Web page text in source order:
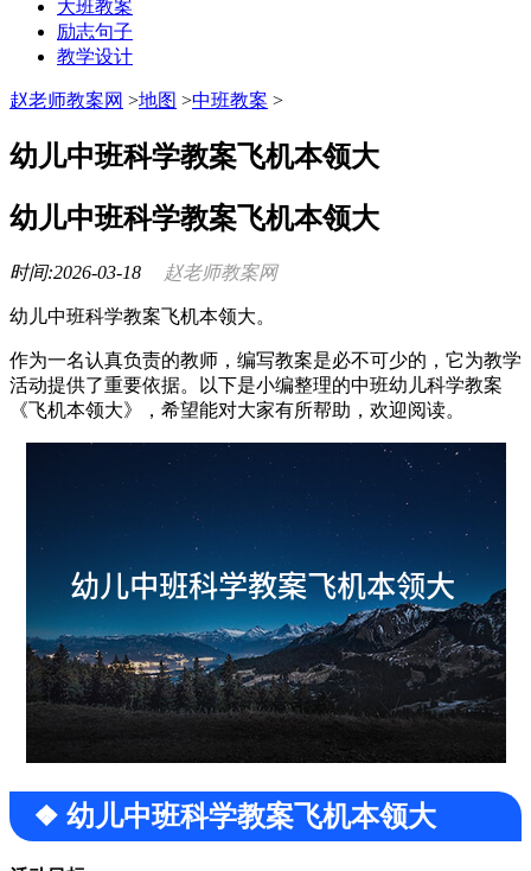
大班教案
励志句子
教学设计
赵老师教案网 >地图 >中班教案 >
幼儿中班科学教案飞机本领大
幼儿中班科学教案飞机本领大
时间:2026-03-18 赵老师教案网
幼儿中班科学教案飞机本领大。
作为一名认真负责的教师，编写教案是必不可少的，它为教学
活动提供了重要依据。以下是小编整理的中班幼儿科学教案
《飞机本领大》，希望能对大家有所帮助，欢迎阅读。
❖ 幼儿中班科学教案飞机本领大